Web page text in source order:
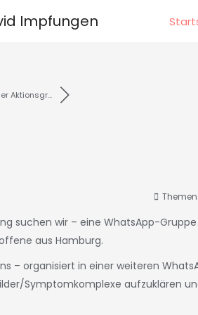
Impfungen
Aktionsgr...
suchen wir – eine WhatsApp-Gruppe
aus Hamburg.
– organisiert in einer weiteren
Symptomkomplexe aufzuklären